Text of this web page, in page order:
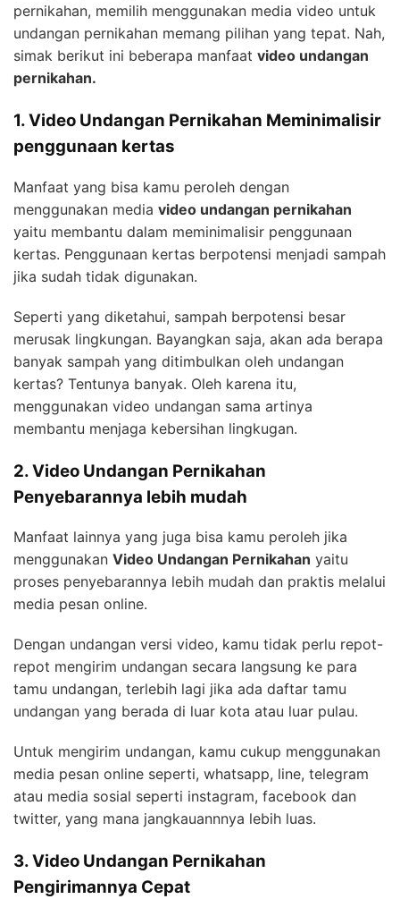
pernikahan, memilih menggunakan media video untuk
undangan pernikahan memang pilihan yang tepat. Nah,
simak berikut ini beberapa manfaat video undangan
pernikahan.
1. Video Undangan Pernikahan Meminimalisir
penggunaan kertas
Manfaat yang bisa kamu peroleh dengan
menggunakan media video undangan pernikahan
yaitu membantu dalam meminimalisir penggunaan
kertas. Penggunaan kertas berpotensi menjadi sampah
jika sudah tidak digunakan.
Seperti yang diketahui, sampah berpotensi besar
merusak lingkungan. Bayangkan saja, akan ada berapa
banyak sampah yang ditimbulkan oleh undangan
kertas? Tentunya banyak. Oleh karena itu,
menggunakan video undangan sama artinya
membantu menjaga kebersihan lingkugan.
2. Video Undangan Pernikahan
Penyebarannya lebih mudah
Manfaat lainnya yang juga bisa kamu peroleh jika
menggunakan Video Undangan Pernikahan yaitu
proses penyebarannya lebih mudah dan praktis melalui
media pesan online.
Dengan undangan versi video, kamu tidak perlu repot-
repot mengirim undangan secara langsung ke para
tamu undangan, terlebih lagi jika ada daftar tamu
undangan yang berada di luar kota atau luar pulau.
Untuk mengirim undangan, kamu cukup menggunakan
media pesan online seperti, whatsapp, line, telegram
atau media sosial seperti instagram, facebook dan
twitter, yang mana jangkauannnya lebih luas.
3. Video Undangan Pernikahan
Pengirimannya Cepat